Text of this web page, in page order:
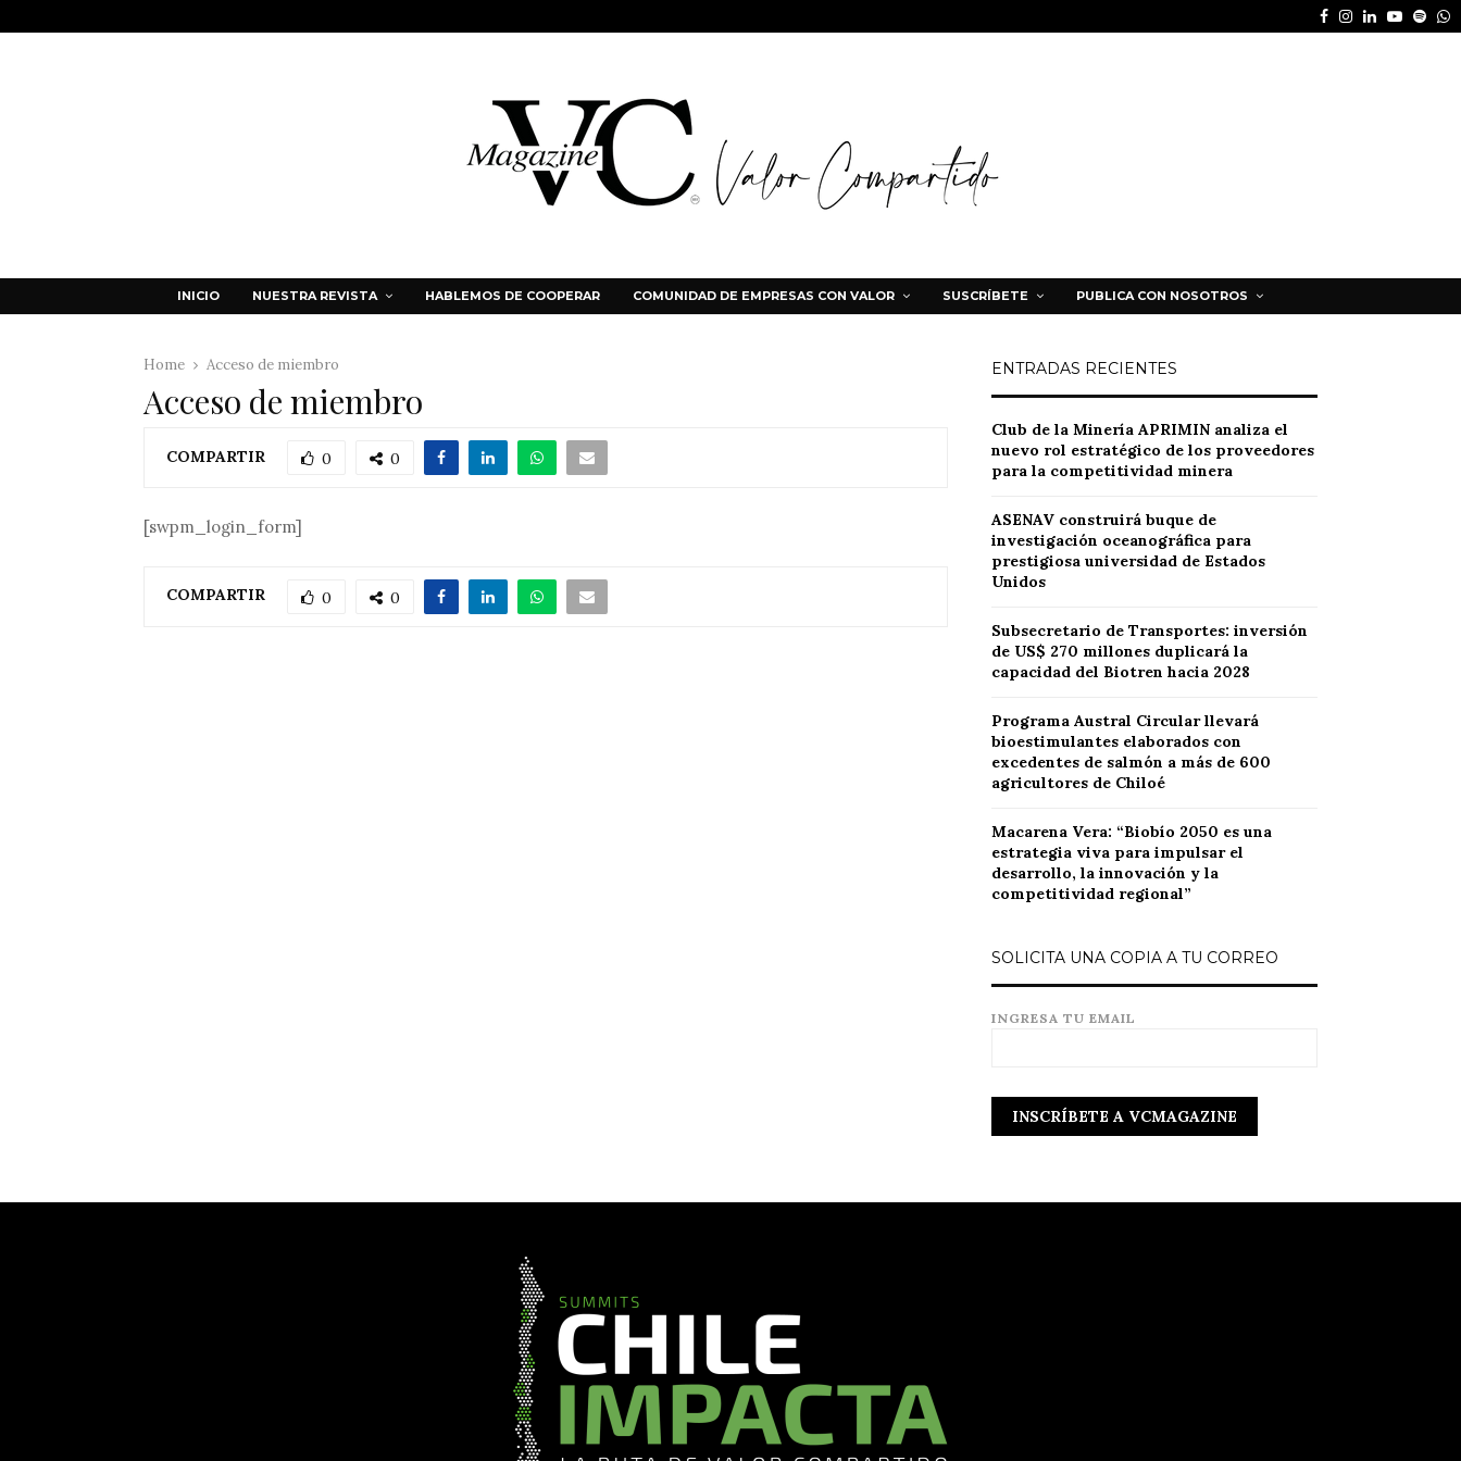
Facebook
Instagram
LinkedinYoutube
INICIO NUESTRA REVISTA HABLEMOS DE COOPERAR COMUNIDAD DE EMPRESAS CON VALOR SUSCRÍBETE PUBLICA CON NOSOTROS
Home Acceso de miembro
Acceso de miembro
COMPARTIR 0 0
[swpm_login_form]
COMPARTIR 0 0
ENTRADAS RECIENTES
Club de la Minería APRIMIN analiza el
nuevo rol estratégico de los proveedores
para la competitividad minera
ASENAV construirá buque de
investigación oceanográfica para
prestigiosa universidad de Estados
Unidos
Subsecretario de Transportes: inversión
de US$ 270 millones duplicará la
capacidad del Biotren hacia 2028
Programa Austral Circular llevará
bioestimulantes elaborados con
excedentes de salmón a más de 600
agricultores de Chiloé
Macarena Vera: “Biobío 2050 es una
estrategia viva para impulsar el
desarrollo, la innovación y la
competitividad regional”
SOLICITA UNA COPIA A TU CORREO
INGRESA TU EMAIL